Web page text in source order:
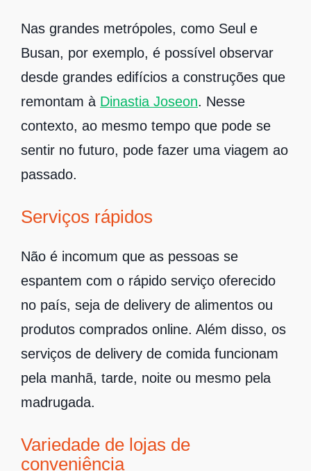
Nas grandes metrópoles, como Seul e
Busan, por exemplo, é possível observar
desde grandes edifícios a construções que
remontam à Dinastia Joseon. Nesse
contexto, ao mesmo tempo que pode se
sentir no futuro, pode fazer uma viagem ao
passado.
Serviços rápidos
Não é incomum que as pessoas se
espantem com o rápido serviço oferecido
no país, seja de delivery de alimentos ou
produtos comprados online. Além disso, os
serviços de delivery de comida funcionam
pela manhã, tarde, noite ou mesmo pela
madrugada.
Variedade de lojas de
conveniência